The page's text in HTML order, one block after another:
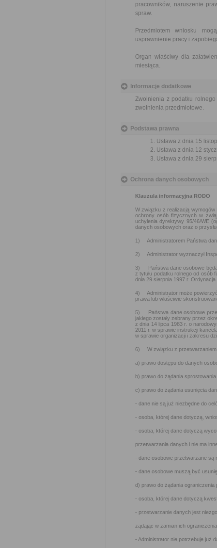
pracowników, naruszenie
spraw.
Przedmiotem wniosku
usprawnienie pracy i
Organ właściwy dla
miesiąca.
Informacje dodatkowe
Zwolnienia z podatku
zwolnienia przedmiotowe.
Podstawa prawna
Ustawa z dnia 15
Ustawa z dnia 12
Ustawa z dnia 29
Ochrona danych osobowych
Klauzula informacyjna RODO
W związku z realizacją
ochrony osób fizycznych w
uchylenia dyrektywy 95/46/WE
danych osobowych oraz o
1) Administratorem Państwa
2) Administrator wyznaczył
3) Państwa dane osobowe będą
z tytułu podatku rolnego od
dnia 29 sierpnia 1997 r.
4) Administrator może powierzyć
prawa lub właściwie
5) Państwa dane osobowe
jakiego zostały zebrany przez
z dnia 14 lipca 1983 r. o
2011 r. w sprawie instrukcji
w sprawie organizacji i zakresu
6) W związku z przetwarzaniem
a) prawo dostępu do danych
b) prawo do żądania
c) prawo do żądania usunięcia
- dane nie są już niezbędne do
- osoba, której dane dotyczą,
- osoba, której dane dotyczą
przetwarzania danych i nie ma
- dane osobowe przetwarzane są
- dane osobowe muszą być
d) prawo do żądania
- osoba, której dane dotyczą
- przetwarzanie danych jest
żądając w zamian ich
- Administrator nie potrzebuje już